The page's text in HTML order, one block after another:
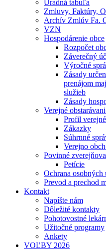
Úradná tabuľa
Zmluvy, Faktúry,
Archív Zmlúv Fa.
VZN
Hospodárenie obce
Rozpočet
Záverečný
Výročné
Zásady
prenájom
služieb
Zásady
Verejné
Profil
Zákazky
Súhrnné
Verejno
Povinné
Petície
Ochrana osobných
Prevod a prechod
Kontakt
Napíšte nám
Dôležité kontakty
Pohotovostné
Užitočné programy
Ankety
VOĽBY 2026